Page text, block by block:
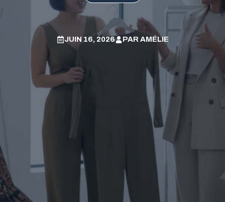
JUIN 16, 2026 PAR AMÉLIE